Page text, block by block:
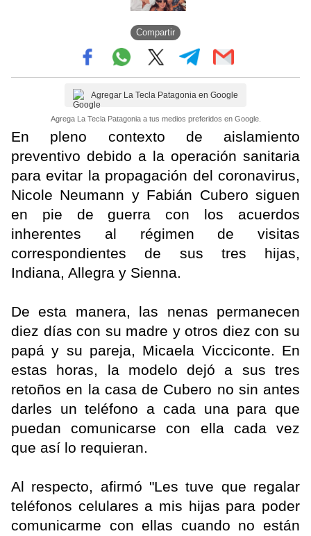
Compartir
Agregar La Tecla Patagonia en Google
Agrega La Tecla Patagonia a tus medios preferidos en Google.
En pleno contexto de aislamiento
preventivo debido a la operación sanitaria
para evitar la propagación del coronavirus,
Nicole Neumann y Fabián Cubero siguen
en pie de guerra con los acuerdos
inherentes al régimen de visitas
correspondientes de sus tres hijas,
Indiana, Allegra y Sienna.
De esta manera, las nenas permanecen
diez días con su madre y otros diez con su
papá y su pareja, Micaela Vicciconte. En
estas horas, la modelo dejó a sus tres
retoños en la casa de Cubero no sin antes
darles un teléfono a cada una para que
puedan comunicarse con ella cada vez
que así lo requieran.
Al respecto, afirmó "Les tuve que regalar
teléfonos celulares a mis hijas para poder
comunicarme con ellas cuando no están